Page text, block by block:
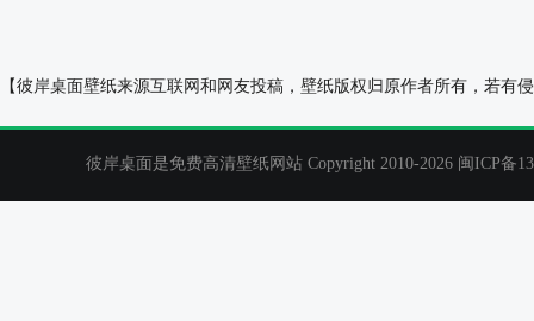
【彼岸桌面壁纸来源互联网和网友投稿，壁纸版权归原作者所有，若
彼岸桌面是免费高清壁纸网站 Copyright 2010-2026 闽ICP备